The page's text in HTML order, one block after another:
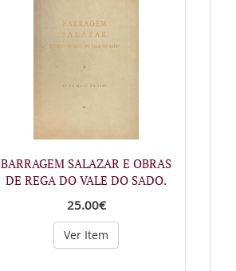
BARRAGEM SALAZAR E OBRAS
DE REGA DO VALE DO SADO.
25.00€
Ver Item